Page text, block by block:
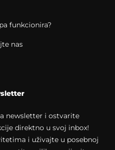
funkcionira?
nas
newsletter i ostvarite
direktno u svoj inbox!
i uživajte u posebnoj